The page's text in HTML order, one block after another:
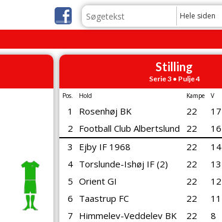
Hele siden
Stilling
Serie 3 • Pulje 4
Pos. Hold Kampe V
1 Rosenhøj BK 22 17
2 Football Club Albertslund 22 16
3
Ejby IF 1968 22 14
4 Torslunde-Ishøj IF (2) 22 13
5 Orient GI 22 12
6 Taastrup FC 22 11
7 Himmelev-Veddelev BK 22 8